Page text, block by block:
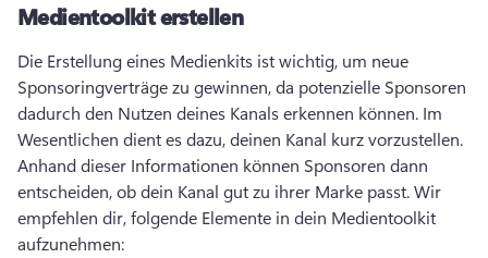
Medientoolkit erstellen
Die Erstellung eines Medienkits ist wichtig, um neue
Sponsoringverträge zu gewinnen, da potenzielle Sponsoren
dadurch den Nutzen deines Kanals erkennen können. Im
Wesentlichen dient es dazu, deinen Kanal kurz vorzustellen.
Anhand dieser Informationen können Sponsoren dann
entscheiden, ob dein Kanal gut zu ihrer Marke passt. Wir
empfehlen dir, folgende Elemente in dein Medientoolkit
aufzunehmen: